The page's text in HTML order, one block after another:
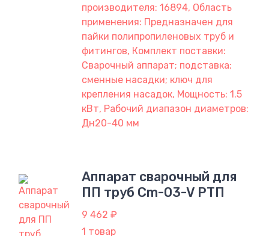
производителя: 16894, Область
применения: Предназначен для
пайки полипропиленовых труб и
фитингов, Комплект поставки:
Сварочный аппарат; подставка;
сменные насадки; ключ для
крепления насадок, Мощность: 1.5
кВт, Рабочий диапазон диаметров:
Дн20-40 мм
Аппарат сварочный для
ПП труб Сm-03-V РТП
9 462 ₽
1 товар